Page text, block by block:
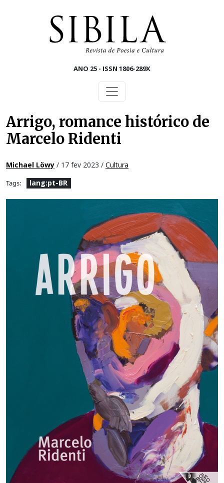
ANO 25 - ISSN 1806-289X
Arrigo, romance histórico de
Marcelo Ridenti
Michael Löwy / 17 fev 2023 / Cultura
Tags: lang:pt-BR